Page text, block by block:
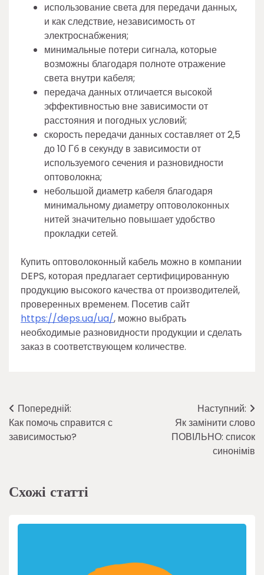
использование света для передачи данных,
и как следствие, независимость от
электроснабжения;
минимальные потери сигнала, которые
возможны благодаря полноте отражение
света внутри кабеля;
передача данных отличается высокой
эффективностью вне зависимости от
расстояния и погодных условий;
скорость передачи данных составляет от 2,5
до 10 Гб в секунду в зависимости от
используемого сечения и разновидности
оптоволокна;
небольшой диаметр кабеля благодаря
минимальному диаметру оптоволоконных
нитей значительно повышает удобство
прокладки сетей.
Купить оптоволоконный кабель можно в компании
DEPS, которая предлагает сертифицированную
продукцию высокого качества от производителей,
проверенных временем. Посетив сайт
https://deps.ua/ua/, можно выбрать
необходимые разновидности продукции и сделать
заказ в соответствующем количестве.
Навігація
записів
Попередній:
Как помочь справится с
зависимостью?
Наступний:
Як замінити слово
ПОВІЛЬНО: список
синонімів
Схожі статті